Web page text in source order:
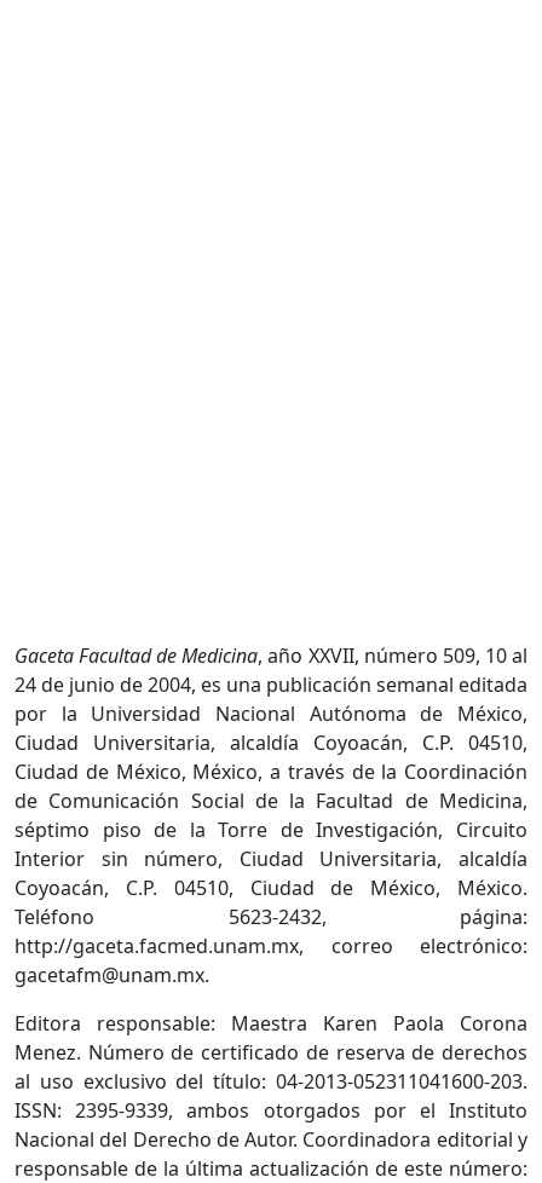
Gaceta Facultad de Medicina, año XXVII, número 509, 10 al
24 de junio de 2004, es una publicación semanal editada
por la Universidad Nacional Autónoma de México,
Ciudad Universitaria, alcaldía Coyoacán, C.P. 04510,
Ciudad de México, México, a través de la Coordinación
de Comunicación Social de la Facultad de Medicina,
séptimo piso de la Torre de Investigación, Circuito
Interior sin número, Ciudad Universitaria, alcaldía
Coyoacán, C.P. 04510, Ciudad de México, México.
Teléfono 5623-2432, página:
http://gaceta.facmed.unam.mx, correo electrónico:
gacetafm@unam.mx.
Editora responsable: Maestra Karen Paola Corona
Menez. Número de certificado de reserva de derechos
al uso exclusivo del título: 04-2013-052311041600-203.
ISSN: 2395-9339, ambos otorgados por el Instituto
Nacional del Derecho de Autor. Coordinadora editorial y
responsable de la última actualización de este número: